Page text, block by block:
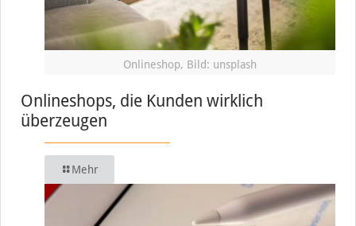
Onlineshop, Bild: unsplash
Onlineshops, die Kunden wirklich
überzeugen
Mehr